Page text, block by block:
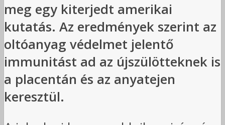
meg egy kiterjedt amerikai
kutatás. Az eredmények szerint az
oltóanyag védelmet jelentő
immunitást ad az újszülötteknek is
a placentán és az anyatejen
keresztül.